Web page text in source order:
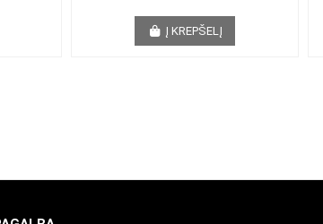
Į KREPŠELĮ